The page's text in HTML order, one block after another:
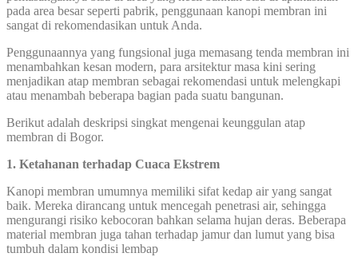
pada area besar seperti pabrik, penggunaan kanopi membran ini
sangat di rekomendasikan untuk Anda.
Penggunaannya yang fungsional juga memasang tenda membran ini
menambahkan kesan modern, para arsitektur masa kini sering
menjadikan atap membran sebagai rekomendasi untuk melengkapi
atau menambah beberapa bagian pada suatu bangunan.
Berikut adalah deskripsi singkat mengenai keunggulan atap
membran di Bogor.
1. Ketahanan terhadap Cuaca Ekstrem
Kanopi membran umumnya memiliki sifat kedap air yang sangat
baik. Mereka dirancang untuk mencegah penetrasi air, sehingga
mengurangi risiko kebocoran bahkan selama hujan deras. Beberapa
material membran juga tahan terhadap jamur dan lumut yang bisa
tumbuh dalam kondisi lembap